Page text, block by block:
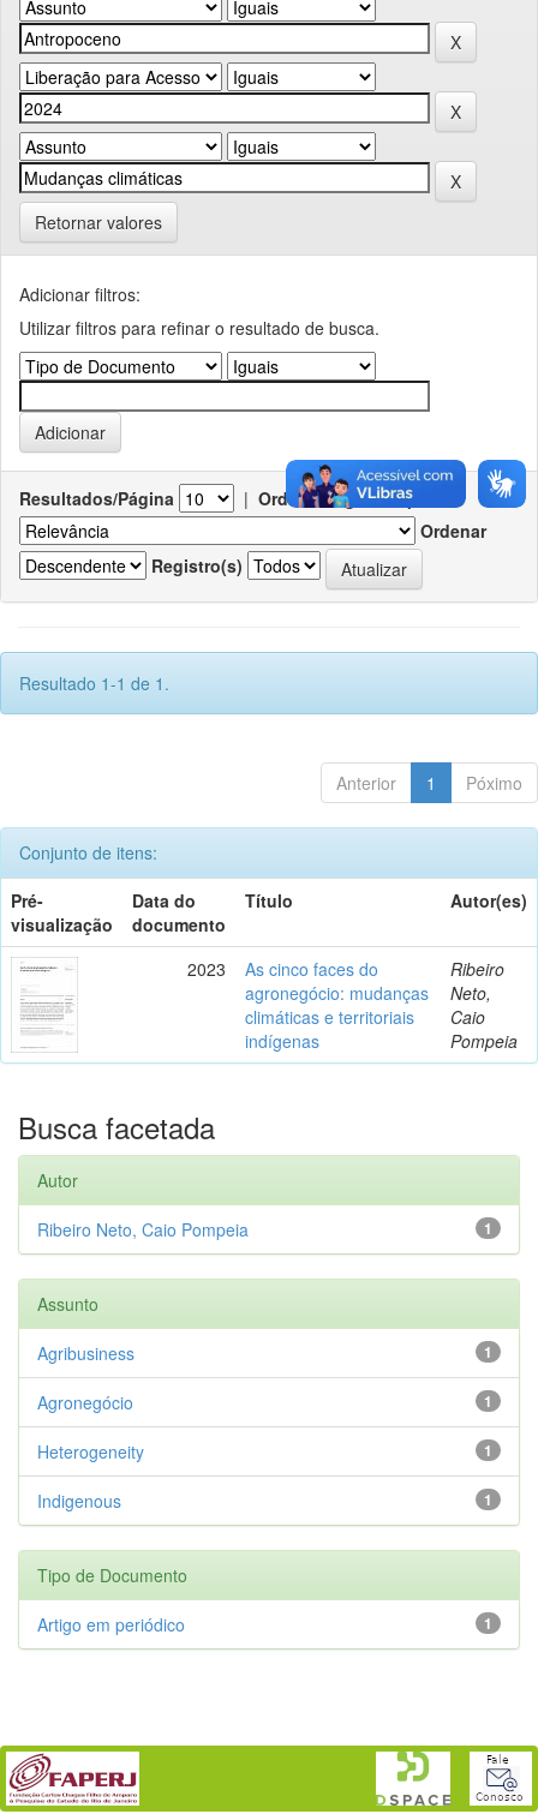
Retornar valores
Adicionar filtros:
Utilizar filtros para refinar o resultado de busca.
Resultados/Página | Ordenar registros por
Ordenar
Registro(s)
Resultado 1-1 de 1.
Anterior 1 Póximo
Conjunto de itens:
Pré-
visualização
Data do
documento
Título Autor(es)
2023
As cinco faces do
agronegócio: mudanças
climáticas e territoriais
indígenas
Ribeiro
Neto,
Caio
Pompeia
Busca facetada
Autor
1
Ribeiro Neto, Caio Pompeia
Assunto
1
Agribusiness
1
Agronegócio
1
Heterogeneity
1
Indigenous
Tipo de Documento
1
Artigo em periódico